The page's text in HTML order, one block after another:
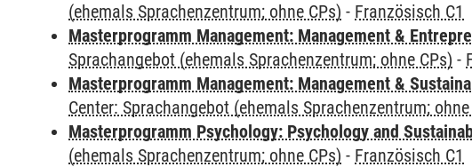
(ehemals Sprachenzentrum; ohne CPs) - Französisch C1
Masterprogramm Management: Management &
Sprachangebot (ehemals Sprachenzentrum; ohne CPs) -
Masterprogramm Management: Management &
Center: Sprachangebot (ehemals Sprachenzentrum; ohne
Masterprogramm Psychology: Psychology and
(ehemals Sprachenzentrum; ohne CPs) - Französisch C1